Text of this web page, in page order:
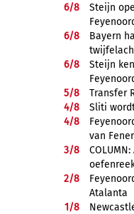
6/8
Steijn
6/8
Bayern
6/8
Steijn
5/8
Transfer
4/8
Sliti
4/8
van
3/8
2/8
Atalanta
1/8